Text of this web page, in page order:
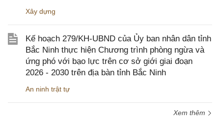
Xây dựng
Kế hoạch 279/KH-UBND của Ủy ban nhân dân tỉnh
Bắc Ninh thực hiện Chương trình phòng ngừa và
ứng phó với bạo lực trên cơ sở giới giai đoạn
2026 - 2030 trên địa bàn tỉnh Bắc Ninh
An ninh trật tự
Xem thêm